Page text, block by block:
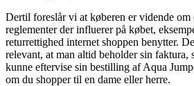
Dertil foreslår vi at køberen er vidende om
reglementer der influerer på købet,
returrettighed internet shoppen benytter.
relevant, at man altid beholder sin faktura,
kunne eftervise sin bestilling af Aqua
om du shopper til en dame eller herre.